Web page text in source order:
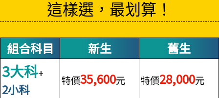
這樣選，最划算！
組合科目 新生 舊生
3大科+
2小科
特價35,600元 特價28,000元